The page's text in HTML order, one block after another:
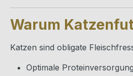
Warum
Katzen sind obligate
Optimale Proteinversorgung